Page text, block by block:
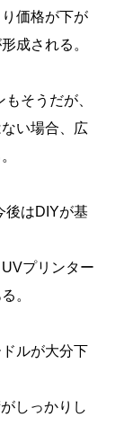
価格が下が
成される。
そうだが、
い場合、広
後はDIYが基
プリンター
。
ルが大分下
しっかりし